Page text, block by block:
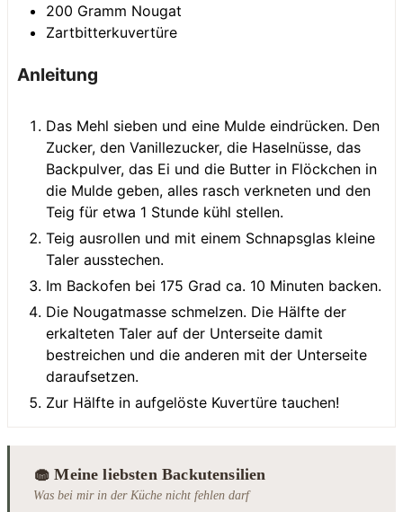
200 Gramm Nougat
Zartbitterkuvertüre
Anleitung
Das Mehl sieben und eine Mulde eindrücken. Den
Zucker, den Vanillezucker, die Haselnüsse, das
Backpulver, das Ei und die Butter in Flöckchen in
die Mulde geben, alles rasch verkneten und den
Teig für etwa 1 Stunde kühl stellen.
Teig ausrollen und mit einem Schnapsglas kleine
Taler ausstechen.
Im Backofen bei 175 Grad ca. 10 Minuten backen.
Die Nougatmasse schmelzen. Die Hälfte der
erkalteten Taler auf der Unterseite damit
bestreichen und die anderen mit der Unterseite
daraufsetzen.
Zur Hälfte in aufgelöste Kuvertüre tauchen!
🧁 Meine liebsten Backutensilien
Was bei mir in der Küche nicht fehlen darf